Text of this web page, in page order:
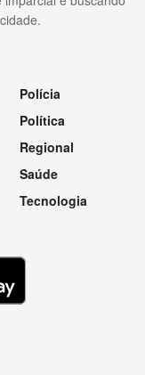
Polícia
Política
Regional
Saúde
Tecnologia